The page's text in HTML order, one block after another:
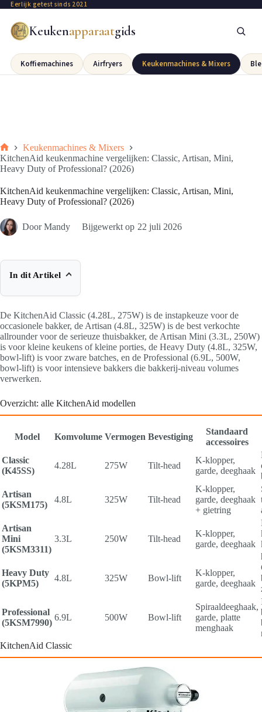
Eerlijk getest sinds 2021
Keukenapparaatgids
Koffiemachines Airfryers Keukenmachines & Mixers
Keukenmachines & Mixers
KitchenAid keukenmachine vergelijken: Classic, Artisan, Mini,
Heavy Duty of Professional? (2026)
KitchenAid keukenmachine vergelijken: Classic, Artisan, Mini,
Heavy Duty of Professional? (2026)
Door Mandy Bijgewerkt op 22 juli 2026
In dit Artikel
De KitchenAid Classic (4.28L, 275W) is de instapkeuze voor de
occasionele bakker, de Artisan (4.8L, 325W) is de best verkochte
allrounder voor de serieuze thuisbakker, de Artisan Mini (3.3L, 250W)
is voor kleine keukens of kleine porties, de Heavy Duty (4.8L, 325W,
bowl-lift) is voor zware batches, en de Professional (6.9L, 500W,
bowl-lift) is voor intensieve bakkers die bakkerij-niveau volumes
verwerken.
Overzicht: alle KitchenAid modellen
Model Komvolume Vermogen Bevestiging
Standaard
accessoires
Classic
(K45SS)
4.28L 275W Tilt-head
K-klopper,
garde, deeghaak
Artisan
(5KSM175)
4.8L 325W Tilt-head
K-klopper,
garde, deeghaak
+ gietring
Artisan
Mini
(5KSM3311)
3.3L 250W Tilt-head
K-klopper,
garde, deeghaak
Heavy Duty
(5KPM5)
4.8L 325W Bowl-lift
K-klopper,
garde, deeghaak
Professional
(5KSM7990)
6.9L 500W Bowl-lift
Spiraaldeeghaak,
garde, platte
menghaak
KitchenAid Classic